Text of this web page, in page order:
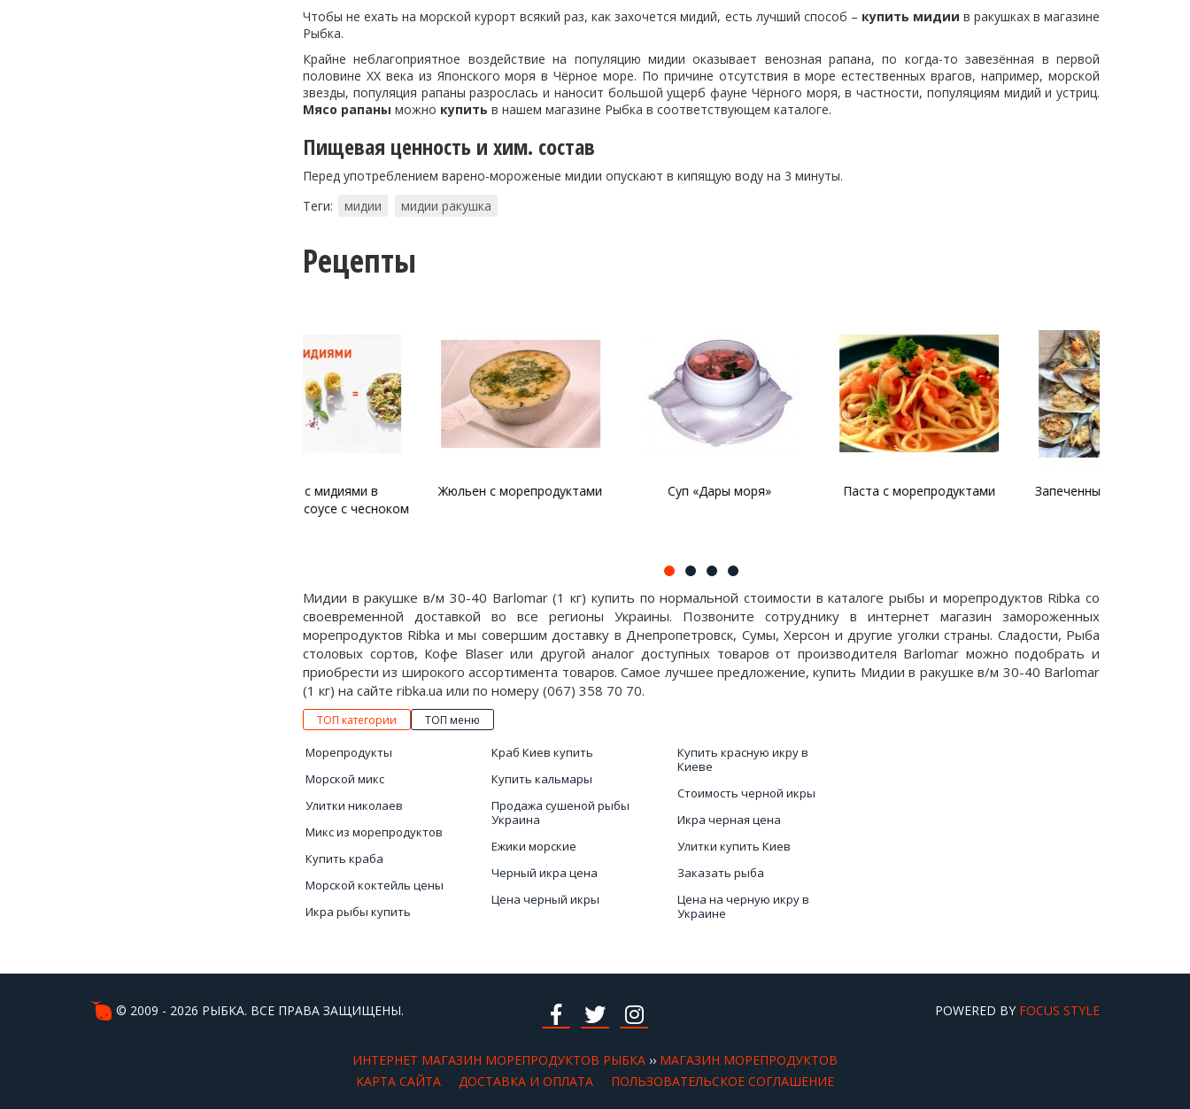
Чтобы не ехать на морской курорт всякий раз, как захочется мидий, есть лучший способ – купить мидии в ракушках в магазине
Рыбка.
Крайне неблагоприятное воздействие на популяцию мидии оказывает венозная рапана, по когда-то завезённая в первой
половине XX века из Японского моря в Чёрное море. По причине отсутствия в море естественных врагов, например, морской
звезды, популяция рапаны разрослась и наносит большой ущерб фауне Чёрного моря, в частности, популяциям мидий и устриц.
Мясо рапаны можно купить в нашем магазине Рыбка в соответствующем каталоге.
Пищевая ценность и хим. состав
Перед употреблением варено-мороженые мидии опускают в кипящую воду на 3 минуты.
Теги:
мидии мидии ракушка
Рецепты
Жюльен с морепродуктами Суп «Дары моря» Паста с морепродуктами Запеченные мидии с сыром
Мидии в ракушке в/м 30-40 Barlomar (1 кг) купить по нормальной стоимости в каталоге рыбы и морепродуктов Ribka со
своевременной доставкой во все регионы Украины. Позвоните сотруднику в интернет магазин замороженных
морепродуктов Ribka и мы совершим доставку в Днепропетровск, Сумы, Херсон и другие уголки страны. Сладости, Рыба
столовых сортов, Кофе Blaser или другой аналог доступных товаров от производителя Barlomar можно подобрать и
приобрести из широкого ассортимента товаров. Самое лучшее предложение, купить Мидии в ракушке в/м 30-40 Barlomar
(1 кг) на сайте ribka.ua или по номеру (067) 358 70 70.
ТОП категории ТОП меню
Морепродукты
Морской микс
Улитки николаев
Микс из морепродуктов
Купить краба
Морской коктейль цены
Икра рыбы купить
Краб Киев купить
Купить кальмары
Продажа сушеной рыбы
Украина
Ежики морские
Черный икра цена
Цена черный икры
Купить красную икру в
Киеве
Стоимость черной икры
Икра черная цена
Улитки купить Киев
Заказать рыба
Цена на черную икру в
Украине
© 2009 - 2026 РЫБКА. ВСЕ ПРАВА ЗАЩИЩЕНЫ. POWERED BY FOCUS STYLE
ИНТЕРНЕТ МАГАЗИН МОРЕПРОДУКТОВ РЫБКА ›› МАГАЗИН МОРЕПРОДУКТОВ
КАРТА САЙТА
ДОСТАВКА И ОПЛАТА ПОЛЬЗОВАТЕЛЬСКОЕ СОГЛАШЕНИЕ